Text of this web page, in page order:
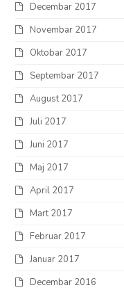
Decembar 2017
Novembar 2017
Oktobar 2017
Septembar 2017
August 2017
Juli 2017
Juni 2017
Maj 2017
April 2017
Mart 2017
Februar 2017
Januar 2017
Decembar 2016